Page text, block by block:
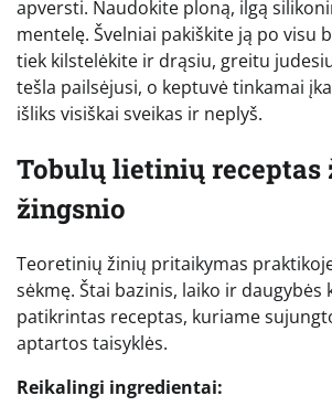
apversti. Naudokite ploną, ilgą
mentelę. Švelniai pakiškite ją po visu
tiek kilstelėkite ir drąsiu, greitu
tešla pailsėjusi, o keptuvė tinkamai
išliks visiškai sveikas ir neplyš.
Tobulų lietinių receptas
žingsnio
Teoretinių žinių pritaikymas
sėkmę. Štai bazinis, laiko ir daugybės
patikrintas receptas, kuriame
aptartos taisyklės.
Reikalingi ingredientai: